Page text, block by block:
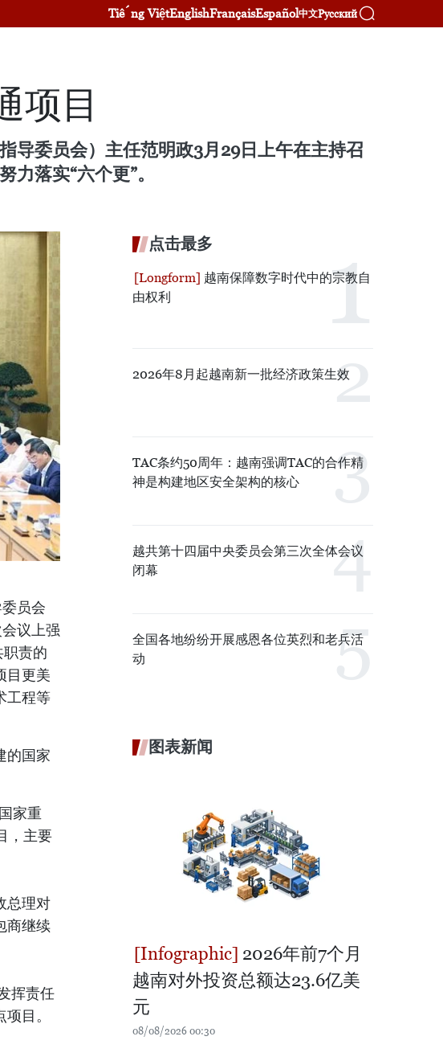
Tiếng ViệtEnglishFrançaisEspañol中文Русский
项目
导委员会）主任范明政3月29日上午在主持召
落实“六个更”。
员会
议上强
职责的
目更美
工程等
的国家
家重
，主要
总理对
商继续
挥责任
目。
点击最多
越南保障数字时代中的宗教自
由权利
2026年8月起越南新一批经济政策生效
TAC条约50周年：越南强调TAC的合作精
神是构建地区安全架构的核心
越共第十四届中央委员会第三次全体会议
闭幕
全国各地纷纷开展感恩各位英烈和老兵活
动
图表新闻
2026年前7个月
越南对外投资总额达23.6亿美
元
08/08/2026 00:30